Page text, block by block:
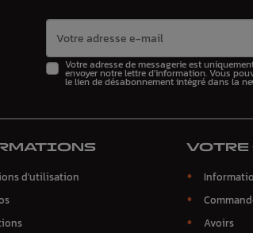
Votre adresse de messagerie est
envoyer notre lettre d'information. Vous
le lien de désabonnement intégré dans la
d'utilisation
VOTRE
Avoirs